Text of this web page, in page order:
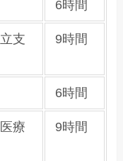
6時間
支
9時間
6時間
療
9時間